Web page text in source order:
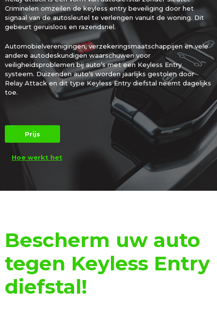
Criminelen omzeilen de keyless entry beveiliging door het
signaal van de autosleutel te verlengen vanuit de woning. Dit
gebeurt geruisloos en razendsnel.
Automobielverenigingen, verzekeringsmaatschappijen en vele
andere autodeskundigen waarschuwen voor
veiligheidsproblemen bij auto’s met een Keyless Entry
systeem. Duizenden auto’s worden jaarlijks gestolen door
Relay Attack en dit type Keyless Entry diefstal neemt dagelijks
toe.
Prijs
Hoe werkt het
Bescherm uw auto
tegen Keyless Entry
diefstal!